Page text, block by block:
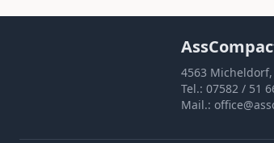
4563
Tel.: 07582 / 51
Mail.: